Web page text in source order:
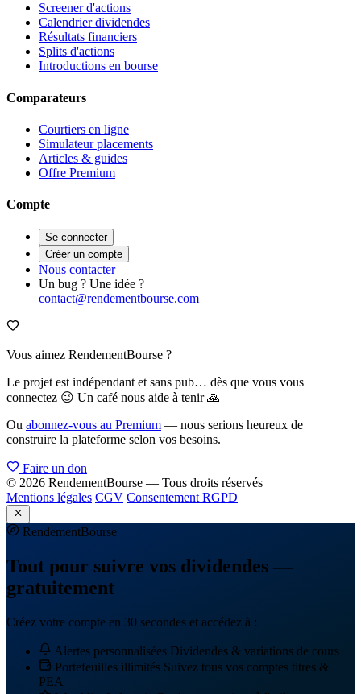
Screener d'actions
Calendrier dividendes
Résultats financiers
Splits d'actions
Introductions en bourse
Comparateurs
Courtiers en ligne
Simulateur placements
Articles & guides
Offre Premium
Compte
Se connecter
Créer un compte
Nous contacter
Un bug ? Une idée ?
contact@rendementbourse.com
Vous aimez RendementBourse ?
Le projet est indépendant et sans pub… dès que vous vous
connectez 😉 Un café nous aide à tenir 🙏
Ou abonnez-vous au Premium — nous serions heureux de
construire la plateforme selon vos besoins.
Faire un don
© 2026 RendementBourse — Tous droits réservés
Mentions légales CGV Consentement RGPD
RendementBourse
Tout pour suivre vos dividendes —
gratuitement
Créez votre compte en 30 secondes et accédez à :
Alertes personnalisées Dividendes & variations de cours
Portefeuilles illimités Suivez tous vos comptes titres &
PEA